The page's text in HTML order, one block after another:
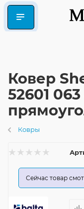
Ковер
52601
Ковры
Сейчас товар